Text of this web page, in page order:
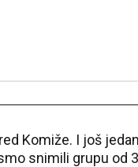
Komiže. I još
snimili grupu od